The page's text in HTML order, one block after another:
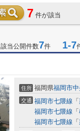
7 件が該当
該当公開件数7件 1-7
住所 福岡県福岡市
交通 福岡市七隈線 「
福岡市七隈線 「
福岡市七隈線 「